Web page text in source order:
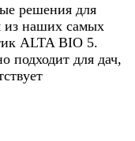
решения для
из наших самых
ALTA BIO 5.
подходит для дач,